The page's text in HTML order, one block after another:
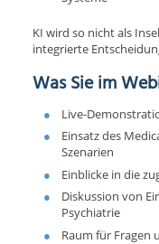
KI wird so nicht als
integrierte
Was Sie im
Live-
Einsatz des
Szenarien
Einblicke in die
Diskussion von
Psychiatrie
Raum für Fragen